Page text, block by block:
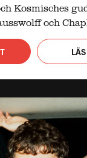
Kosmisches
och